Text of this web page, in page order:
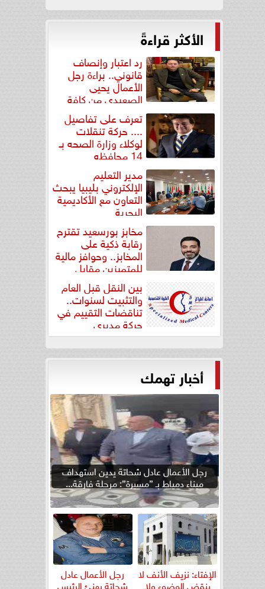
الأكثر قراءةً
رد اعتبار وإنصاف
قانوني.. براءة رجل
الأعمال يحيى
الصعيدي من كافة
التهم... تعرف على تفاصيل
.... حركة تنقلات
لوكلاء وزارة الصحه بـ
14 محافظه
مدير التعليم
الإلكتروني بليبيا يبحث
التعاون مع الأكاديمية
البحرية
مخابز بورسعيد تقترح
رقابة ذكية على
المخابز.. وحوافز مالية
للمتميزين مقابل
بين النقل قبل العام
والتثبيت لسنوات..
تناقضات التقييم في
حركة مديري
”مستشفيات...
أخبار تهمك
رجل الأعمال عادل شحاتة يدين استهداف
ميناء دمياط بـ ”مسيرة”: مرحلة فارقة...
الإفتاء: نزيف الأنف لا
ينقض الوضوء ولا
رجل الأعمال عادل
شحاتة يهنئ الرئيس